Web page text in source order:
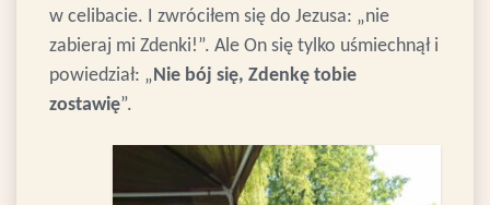
w celibacie. I zwróciłem się do Jezusa: „nie
zabieraj mi Zdenki!”. Ale On się tylko uśmiechnął i
powiedział: „Nie bój się, Zdenkę tobie
zostawię”.